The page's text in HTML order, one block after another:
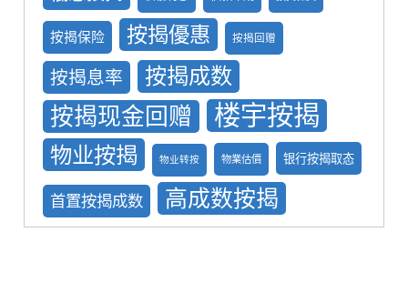
按揭保险 按揭優惠 按揭回赠
按揭息率 按揭成数
按揭现金回赠 楼宇按揭
物业按揭 物业转按 物業估價 银行按揭取态
首置按揭成数 高成数按揭